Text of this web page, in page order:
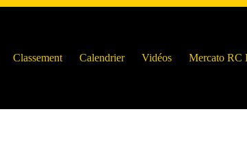
Classement Calendrier Vidéos Mercato RC